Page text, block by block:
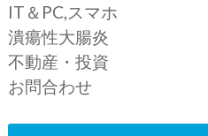
IT＆PC,スマホ
潰瘍性大腸炎
不動産・投資
お問合わせ